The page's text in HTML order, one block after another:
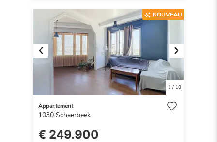
Previous Next
1/ 10
NOUVEAU
Appartement
1030 Schaerbeek
€ 249.900